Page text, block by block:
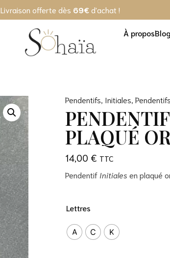
Livraison offerte dès 69€ d'achat !
À propos
Pendentifs Initiales ,
PLAQUÉ
14,00 €
Pendentif Initiales en plaqué
Lettres
A C K